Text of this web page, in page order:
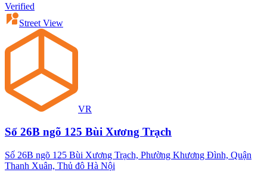
Verified
Street View
VR
Số 26B ngõ 125 Bùi Xương Trạch
Số 26B ngõ 125 Bùi Xương Trạch, Phường Khương Đình, Quận
Thanh Xuân, Thủ đô Hà Nội